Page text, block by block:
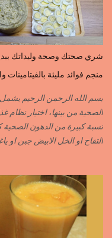
C’EST L ...
شري صحتك وصحة وليداتك
منجم فوائد مليئة بالفيتامينات
بسم الله الرحمن الرحيم
الصحية من بينها، اختيار نظام
نسبة كبيرة من الدهون الصحية
التفاح او الخل الابيض جبن او
si=EjD0K3Lgs58txUgM